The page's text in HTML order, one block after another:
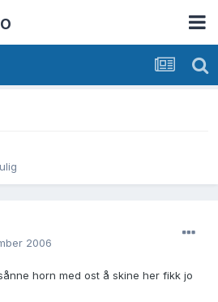
2006
horn med ost å skine her fikk jo